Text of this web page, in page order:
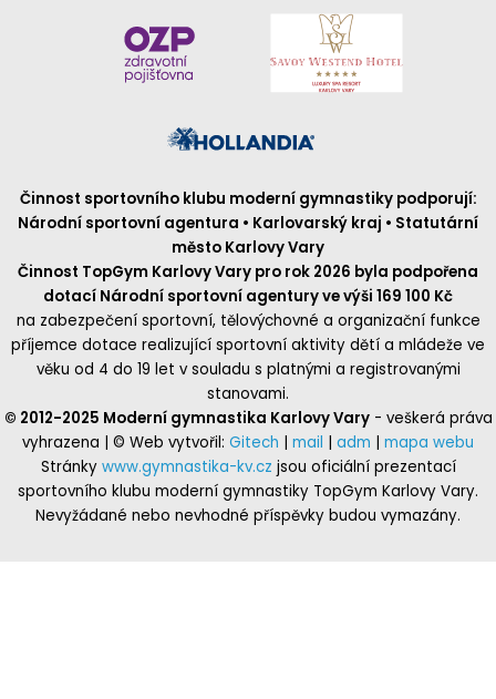
Činnost sportovního klubu moderní gymnastiky podporují:
Národní sportovní agentura • Karlovarský kraj • Statutární
město Karlovy Vary
Činnost TopGym Karlovy Vary pro rok 2026 byla podpořena
dotací Národní sportovní agentury ve výši 169 100 Kč
na zabezpečení sportovní, tělovýchovné a organizační funkce
příjemce dotace realizující sportovní aktivity dětí a mládeže ve
věku od 4 do 19 let v souladu s platnými a registrovanými
stanovami.
© 2012-2025 Moderní gymnastika Karlovy Vary- veškerá práva
vyhrazena | © Web vytvořil: Gitech mail adm
mapa webu
Stránky www.gymnastika-kv.cz jsou oficiální prezentací
sportovního klubu moderní gymnastiky TopGym Karlovy Vary.
Nevyžádané nebo nevhodné příspěvky budou vymazány.